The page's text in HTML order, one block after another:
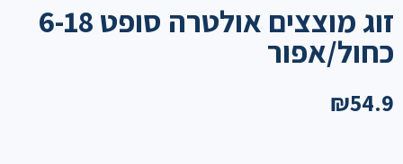
זוג מוצצים אולטרה סופט 6-18
כחול/אפור
₪54.9